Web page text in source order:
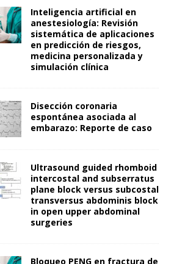
Inteligencia artificial en
anestesiología: Revisión
sistemática de aplicaciones
en predicción de riesgos,
medicina personalizada y
simulación clínica
Disección coronaria
espontánea asociada al
embarazo: Reporte de caso
Ultrasound guided rhomboid
intercostal and subserratus
plane block versus subcostal
transversus abdominis block
in open upper abdominal
surgeries
Bloqueo PENG en fractura de